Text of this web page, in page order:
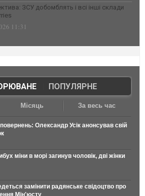
ЗСУ добомблять і всі інші склади
11:31
| ПОПУЛЯРНЕ
Місяць За весь час
Олександр Усік анонсував свій
міни в морі загинув чоловік, дві жінки
замінити радянське свідоцтво про